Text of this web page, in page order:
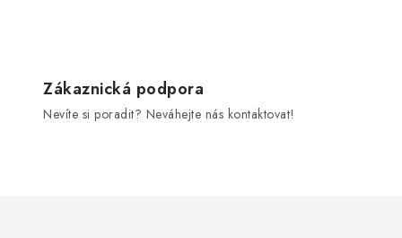
Zákaznická podpora
Nevíte si poradit? Neváhejte nás kontaktovat!